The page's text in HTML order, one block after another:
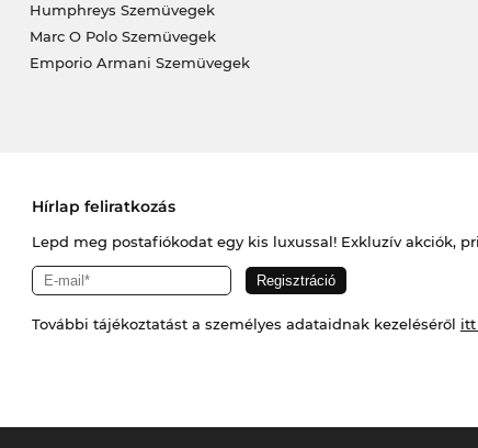
Humphreys Szemüvegek
Marc O Polo Szemüvegek
Emporio Armani Szemüvegek
Hírlap feliratkozás
Lepd meg postafiókodat egy kis luxussal! Exkluzív akciók,
További tájékoztatást a személyes adataidnak kezeléséről itt